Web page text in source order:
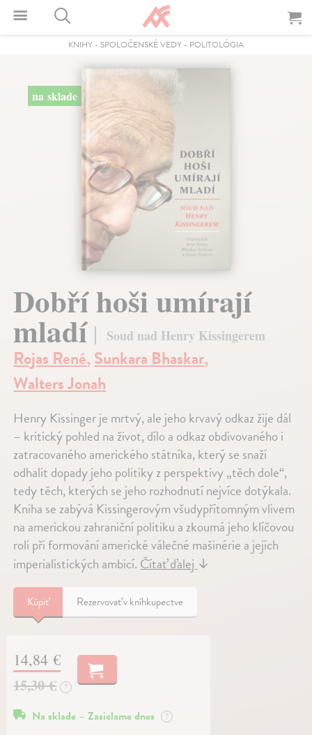
KNIHY - SPOLOČENSKÉ VEDY - POLITOLÓGIA
na sklade
Dobří hoši umírají
mladí Soud nad Henry Kissingerem
Rojas René,Sunkara Bhaskar,
Walters Jonah
Henry Kissinger je mrtvý, ale jeho krvavý odkaz žije dál
– kritický pohled na život, dílo a odkaz obdivovaného i
zatracovaného amerického státníka, který se snaží
odhalit dopady jeho politiky z perspektivy „těch dole“,
tedy těch, kterých se jeho rozhodnutí nejvíce dotýkala.
Kniha se zabývá Kissingerovým všudypřítomným vlivem
na americkou zahraniční politiku a zkoumá jeho klíčovou
roli při formování americké válečné mašinérie a jejích
imperialistických ambicí. Čítať ďalej ↓
Kúpiť Rezervovať v kníhkupectve
14,84 €
15,30 €
?
Na sklade – Zasielame dnes ?